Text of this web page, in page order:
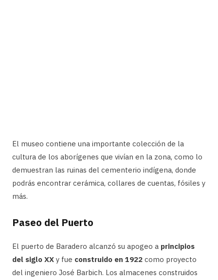
El museo contiene una importante colección de la
cultura de los aborígenes que vivían en la zona, como lo
demuestran las ruinas del cementerio indígena, donde
podrás encontrar cerámica, collares de cuentas, fósiles y
más.
Paseo del Puerto
El puerto de Baradero alcanzó su apogeo a principios
del siglo XX y fue construido en 1922 como proyecto
del ingeniero José Barbich. Los almacenes construidos